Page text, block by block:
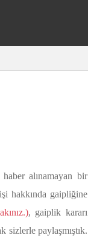
alınamayan bir
hakkında gaipliğine
, gaiplik kararı
sizlerle paylaşmıştık.